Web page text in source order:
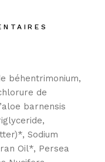
béhentrimonium,
de
barnensis
Sodium
Oil*, Persea